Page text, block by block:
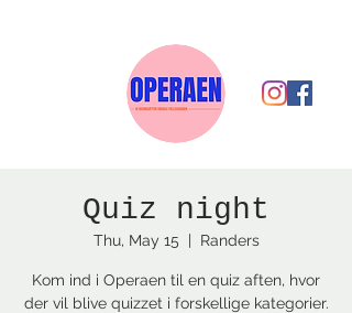
Quiz night
Thu, May 15
  |
Randers
Kom ind i Operaen til en quiz aften, hvor
der vil blive quizzet i forskellige kategorier.